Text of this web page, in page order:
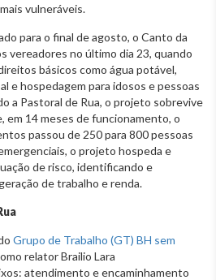
vulneráveis.
para o final de agosto, o Canto da
vereadores no último dia 23, quando
básicos como água potável,
e hospedagem para idosos e pessoas
a Pastoral de Rua, o projeto sobrevive
em 14 meses de funcionamento, o
passou de 250 para 800 pessoas
o projeto hospeda e
de risco, identificando e
de trabalho e renda.
Grupo de Trabalho (GT) BH sem
relator Brailio Lara
atendimento e encaminhamento